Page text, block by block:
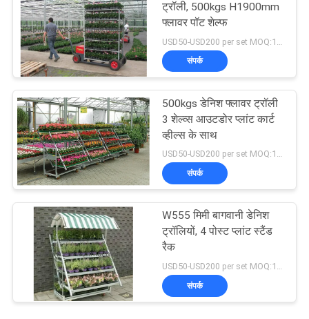
वुडवर्किंग खराद मशीन
वुडवर्किंग स्प्रे बूथ
ट्रॉली, 500kgs H1900mm
फ्लावर पॉट शेल्फ
संपर्क
500kgs डेनिश फ्लावर ट्रॉली
3 शेल्व्स आउटडोर प्लांट कार्ट
व्हील्स के साथ
USD50-USD200 per set MOQ:100 sets
संपर्क
W555 मिमी बागवानी डेनिश
ट्रॉलियों, 4 पोस्ट प्लांट स्टैंड
रैक
USD50-USD200 per set MOQ:100 sets
संपर्क